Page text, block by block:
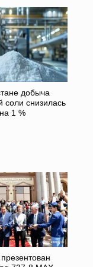
добыча
соли снизилась
1 %